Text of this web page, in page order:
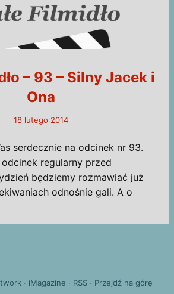
– 93 – Silny Jacek i
Ona
18 lutego 2014
serdecznie na odcinek nr 93.
regularny przed
będziemy rozmawiać już
odnośnie gali. A o
· iMagazine · RSS· Przejdź na górę